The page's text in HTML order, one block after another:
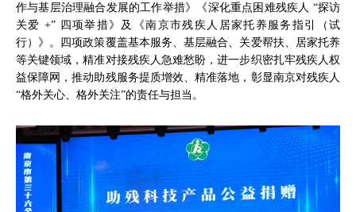
作与基层治理融合发展的工作举措》《深化重点困难残疾人 “探访
关爱 +” 四项举措》及《南京市残疾人居家托养服务指引（试
行）》。四项政策覆盖基本服务、基层融合、关爱帮扶、居家托养
等关键领域，精准对接残疾人急难愁盼，进一步织密扎牢残疾人权
益保障网，推动助残服务提质增效、精准落地，彰显南京对残疾人
“格外关心、格外关注”的责任与担当。